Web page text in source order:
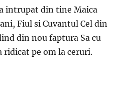
intrupat din tine Maica
Fiul si Cuvantul Cel din
din nou faptura Sa cu
ridicat pe om la ceruri.